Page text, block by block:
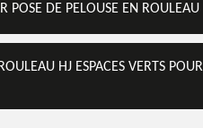
POSE DE PELOUSE EN ROULEAU
HJ ESPACES VERTS